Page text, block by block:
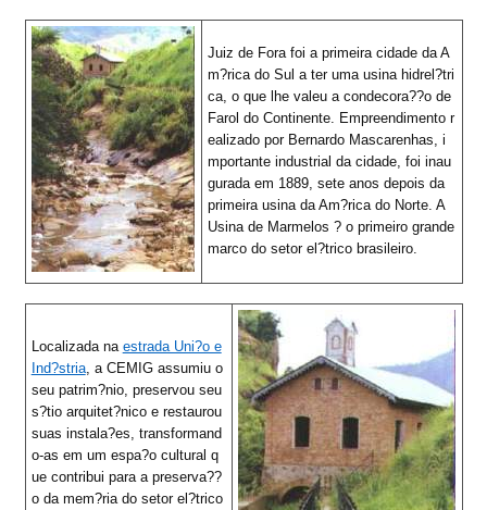
Juiz de Fora foi a primeira cidade da A
m?rica do Sul a ter uma usina hidrel?tri
ca, o que lhe valeu a condecora??o de
Farol do Continente. Empreendimento r
ealizado por Bernardo Mascarenhas, i
mportante industrial da cidade, foi inau
gurada em 1889, sete anos depois da
primeira usina da Am?rica do Norte. A
Usina de Marmelos ? o primeiro grande
marco do setor el?trico brasileiro.
Localizada na estrada Uni?o e
Ind?stria, a CEMIG assumiu o
seu patrim?nio, preservou seu
s?tio arquitet?nico e restaurou
suas instala?es, transformand
o-as em um espa?o cultural q
ue contribui para a preserva??
o da mem?ria do setor el?trico